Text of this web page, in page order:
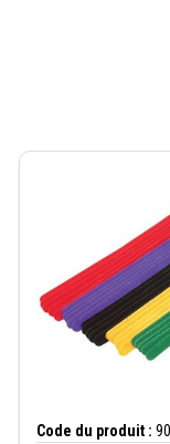
Code du produit :